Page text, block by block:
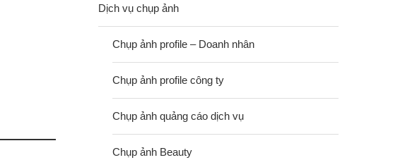
Dịch vụ chụp ảnh
Chụp ảnh profile – Doanh nhân
Chụp ảnh profile công ty
Chụp ảnh quảng cáo dịch vụ
Chụp ảnh Beauty